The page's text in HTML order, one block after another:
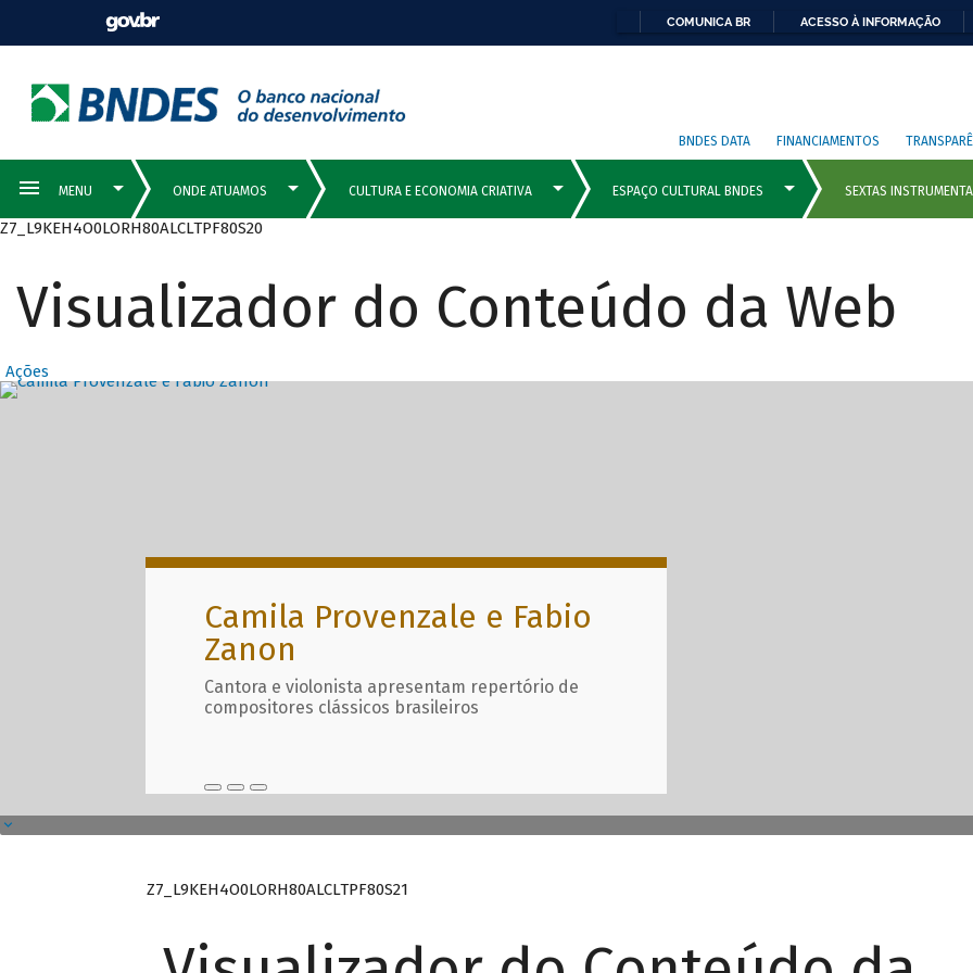
COMUNICA BR ACESSO À INFORMAÇÃO
BNDES DATA FINANCIAMENTOS
Z7_L9KEH4O0LORH80ALCLTPF80S20
Visualizador do Conteúdo da Web
Ações
Destaques Principais com
Camila Provenzale e Fabio
Zanon
Cantora e violonista apresentam repertório de
compositores clássicos brasileiros
Z7_L9KEH4O0LORH80ALCLTPF80S21